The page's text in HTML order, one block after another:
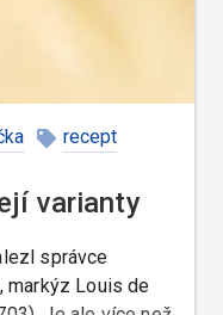
recept
varianty
správce
markýz Louis de